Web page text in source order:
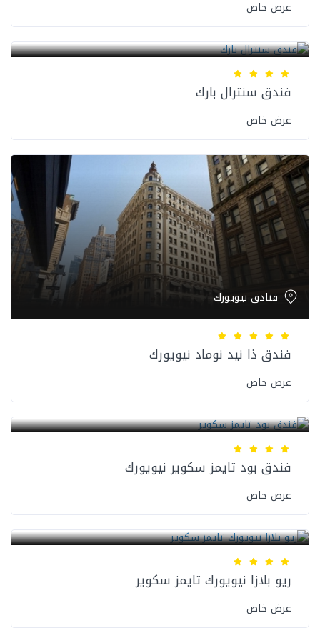
عرض خاص
فندق سنترال بارك
عرض خاص
فنادق نيويورك
فندق ذا نيد نوماد نيويورك
عرض خاص
فندق بود تايمز سكوير نيويورك
عرض خاص
ريو بلازا نيويورك تايمز سكوير
عرض خاص